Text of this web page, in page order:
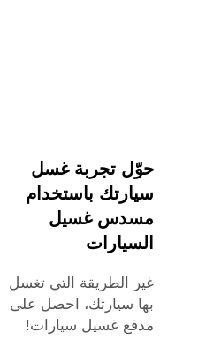
حوّل تجربة غسل
سيارتك باستخدام
مسدس غسيل
السيارات
غير الطريقة التي تغسل
بها سيارتك، احصل على
مدفع غسيل سيارات!